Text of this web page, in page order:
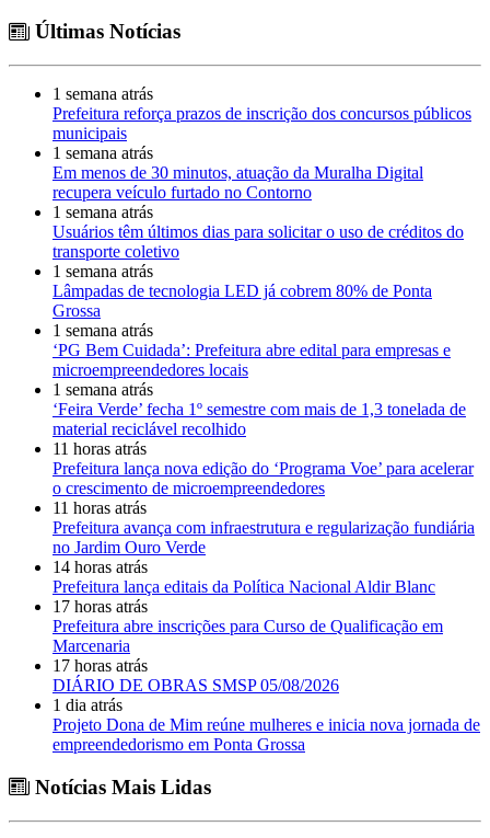
Últimas Notícias
1 semana atrás
Prefeitura reforça prazos de inscrição dos concursos públicos
municipais
1 semana atrás
Em menos de 30 minutos, atuação da Muralha Digital
recupera veículo furtado no Contorno
1 semana atrás
Usuários têm últimos dias para solicitar o uso de créditos do
transporte coletivo
1 semana atrás
Lâmpadas de tecnologia LED já cobrem 80% de Ponta
Grossa
1 semana atrás
‘PG Bem Cuidada’: Prefeitura abre edital para empresas e
microempreendedores locais
1 semana atrás
‘Feira Verde’ fecha 1º semestre com mais de 1,3 tonelada de
material reciclável recolhido
11 horas atrás
Prefeitura lança nova edição do ‘Programa Voe’ para acelerar
o crescimento de microempreendedores
11 horas atrás
Prefeitura avança com infraestrutura e regularização fundiária
no Jardim Ouro Verde
14 horas atrás
Prefeitura lança editais da Política Nacional Aldir Blanc
17 horas atrás
Prefeitura abre inscrições para Curso de Qualificação em
Marcenaria
17 horas atrás
DIÁRIO DE OBRAS SMSP 05/08/2026
1 dia atrás
Projeto Dona de Mim reúne mulheres e inicia nova jornada de
empreendedorismo em Ponta Grossa
Notícias Mais Lidas